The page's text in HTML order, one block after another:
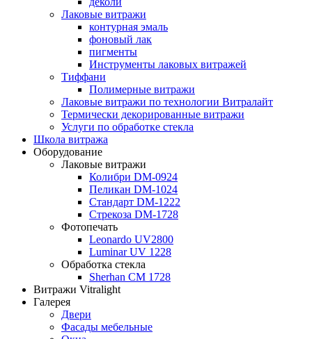
Лаковые витражи
контурная эмаль
фоновый лак
пигменты
Инструменты лаковых витражей
Тиффани
Полимерные витражи
Лаковые витражи по технологии Витралайт
Термически декорированные витражи
Услуги по обработке стекла
Школа витража
Оборудование
Лаковые витражи
Колибри DM-0924
Пеликан DM-1024
Стандарт DM-1222
Стрекоза DM-1728
Фотопечать
Leonardo UV2800
Luminar UV 1228
Обработка стекла
Sherhan CM 1728
Витражи Vitralight
Галерея
Двери
Фасады мебельные